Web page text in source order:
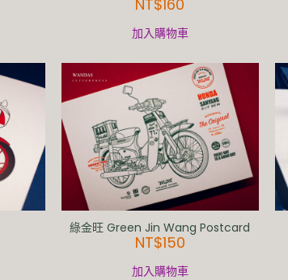
NT$160
加入購物車
綠金旺 Green Jin Wang Postcard
NT$150
加入購物車